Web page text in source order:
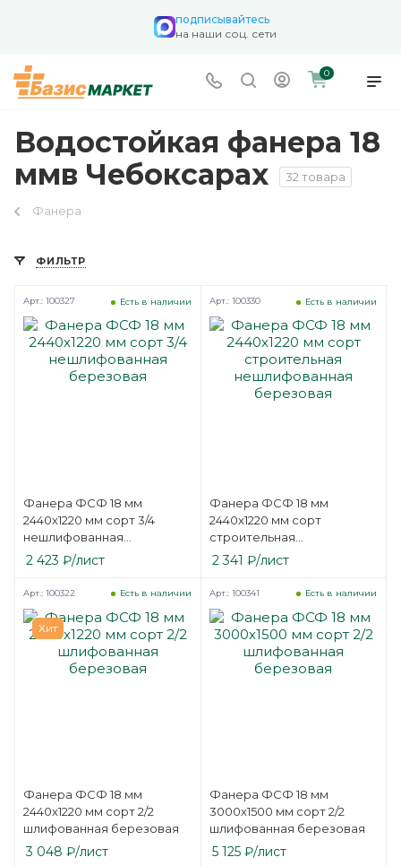
подписывайтесь
на наши соц. сети
0
Водостойкая фанера 18
ммв Чебоксарах
32 товара
Фанера
ФИЛЬТР
Фанера ФСФ 18 мм
2440х1220 мм сорт 3/4
нешлифованная
березовая
Есть в наличии
Арт.: 100327
2 423 ₽/лист
Фанера ФСФ 18 мм
2440х1220 мм сорт
строительная
нешлифованная
березовая
Есть в наличии
Арт.: 100330
2 341 ₽/лист
Хит
Фанера ФСФ 18 мм
2440х1220 мм сорт 2/2
шлифованная березовая
Есть в наличии
Арт.: 100322
3 048 ₽/лист
Фанера ФСФ 18 мм
3000х1500 мм сорт 2/2
шлифованная березовая
Есть в наличии
Арт.: 100341
5 125₽/лист